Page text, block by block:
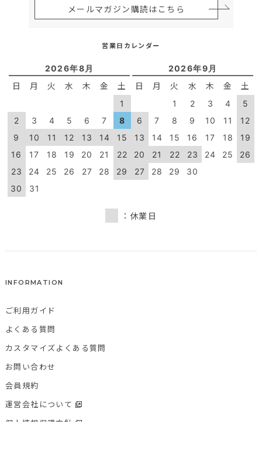
メールマガジン購読はこちら
営業日カレンダー
2026年8月
日 月 火 水 木 金 土
1
2
3 4 5 6 7
8
9
10 11 12 13 14
15
16
17 18 19 20 21
22
23
24 25 26 27 28
29
30
31
2026年9月
日 月 火 水 木 金 土
1 2 3 4
5
6
7 8 9 10 11
12
13
14 15 16 17 18
19
20
21 22 23 24 25
26
27
28 29 30
：休業日
INFORMATION
ご利用ガイド
よくある質問
カスタマイズよくある質問
お問い合わせ
会員規約
運営会社について
個人情報保護方針